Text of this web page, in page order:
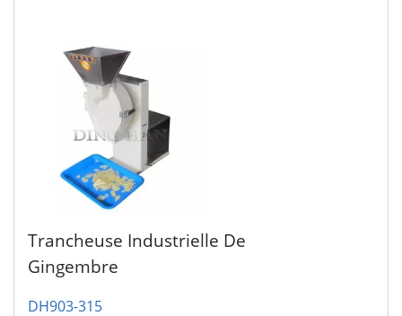
Trancheuse Industrielle De
Gingembre
DH903-315